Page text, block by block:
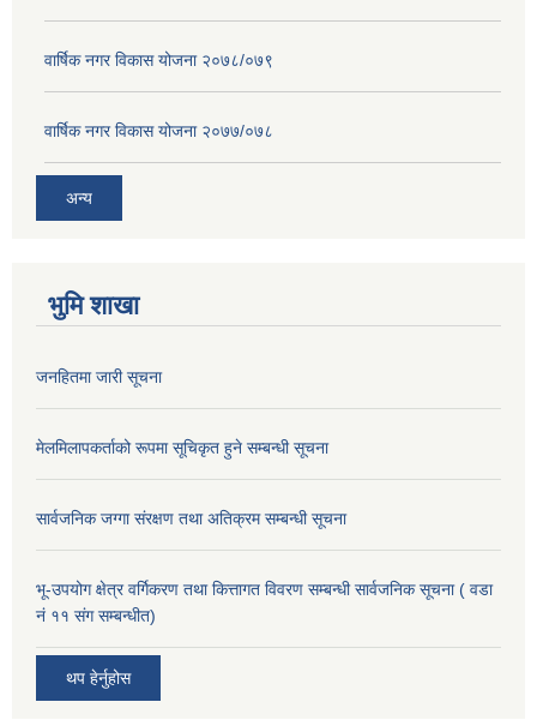
वार्षिक नगर विकास योजना २०७८/०७९
वार्षिक नगर विकास योजना २०७७/०७८
अन्य
भुमि शाखा
जनहितमा जारी सूचना
मेलमिलापकर्ताको रूपमा सूचिकृत हुने सम्बन्धी सूचना
सार्वजनिक जग्गा संरक्षण तथा अतिक्रम सम्बन्धी सूचना
भू-उपयोग क्षेत्र वर्गिकरण तथा कित्तागत विवरण सम्बन्धी सार्वजनिक सूचना ( वडा
नं ११ संग सम्बन्धीत)
थप हेर्नुहोस